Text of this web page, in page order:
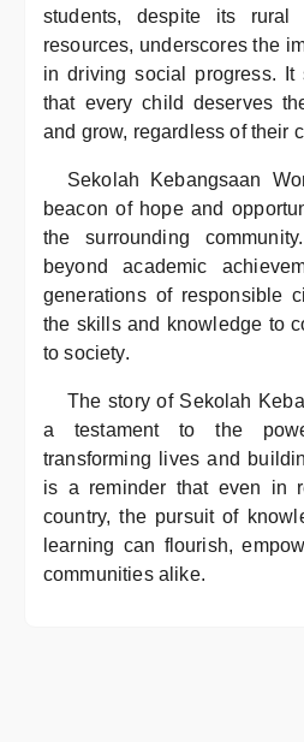
students, despite its rural
resources, underscores the
in driving social progress. It
that every child deserves
and grow, regardless of their
Sekolah Kebangsaan
beacon of hope and
the surrounding
beyond academic
generations of responsible
the skills and knowledge to
to society.
The story of Sekolah
a testament to the
transforming lives and
is a reminder that even in
country, the pursuit of
learning can flourish,
communities alike.